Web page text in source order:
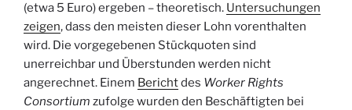
(etwa 5 Euro) ergeben – theoretisch. Untersuchungen
zeigen, dass den meisten dieser Lohn vorenthalten
wird. Die vorgegebenen Stückquoten sind
unerreichbar und Überstunden werden nicht
angerechnet. Einem Berichtdes Worker Rights
Consortium zufolge wurden den Beschäftigten bei